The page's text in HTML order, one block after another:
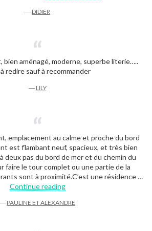
― DIDIER
bien aménagé, moderne, superbe literie…..
redire sauf à recommander
― LILY
emplacement au calme et proche du bord
est flambant neuf, spacieux, et très bien
deux pas du bord de mer et du chemin du
faire le tour complet ou une partie de la
sont à proximité.C’est une résidence …
Continue reading“Pauline et Alexandre”
― PAULINE ET ALEXANDRE